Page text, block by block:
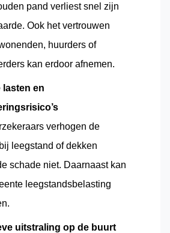
pand verliest snel zijn
Ook het vertrouwen
huurders of
kan erdoor afnemen.
lasten en
verhogen de
leegstand of dekken
schade niet. Daarnaast kan
leegstandsbelasting
uitstraling op de buurt